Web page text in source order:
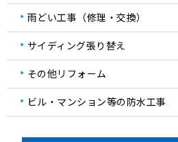
雨どい工事（修理・交換）
サイディング張り替え
その他リフォーム
ビル・マンション等の防水工事